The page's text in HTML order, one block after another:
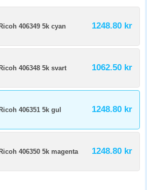
406349 5k cyan 1248.80 kr
406348 5k svart 1062.50 kr
406351 5k gul 1248.80 kr
406350 5k magenta 1248.80 kr